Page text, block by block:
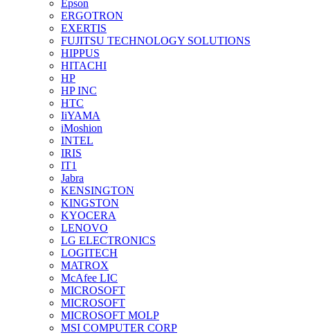
Epson
ERGOTRON
EXERTIS
FUJITSU TECHNOLOGY SOLUTIONS
HIPPUS
HITACHI
HP
HP INC
HTC
IiYAMA
iMoshion
INTEL
IRIS
IT1
Jabra
KENSINGTON
KINGSTON
KYOCERA
LENOVO
LG ELECTRONICS
LOGITECH
MATROX
McAfee LIC
MICROSOFT
MICROSOFT
MICROSOFT MOLP
MSI COMPUTER CORP